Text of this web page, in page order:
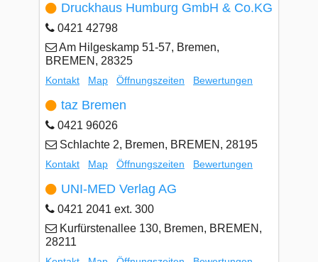
Druckhaus Humburg GmbH & Co.KG
0421 42798
Am Hilgeskamp 51-57, Bremen,
BREMEN, 28325
Kontakt Map Öffnungszeiten Bewertungen
taz Bremen
0421 96026
Schlachte 2, Bremen, BREMEN, 28195
Kontakt Map Öffnungszeiten Bewertungen
UNI-MED Verlag AG
0421 2041 ext. 300
Kurfürstenallee 130, Bremen, BREMEN,
28211